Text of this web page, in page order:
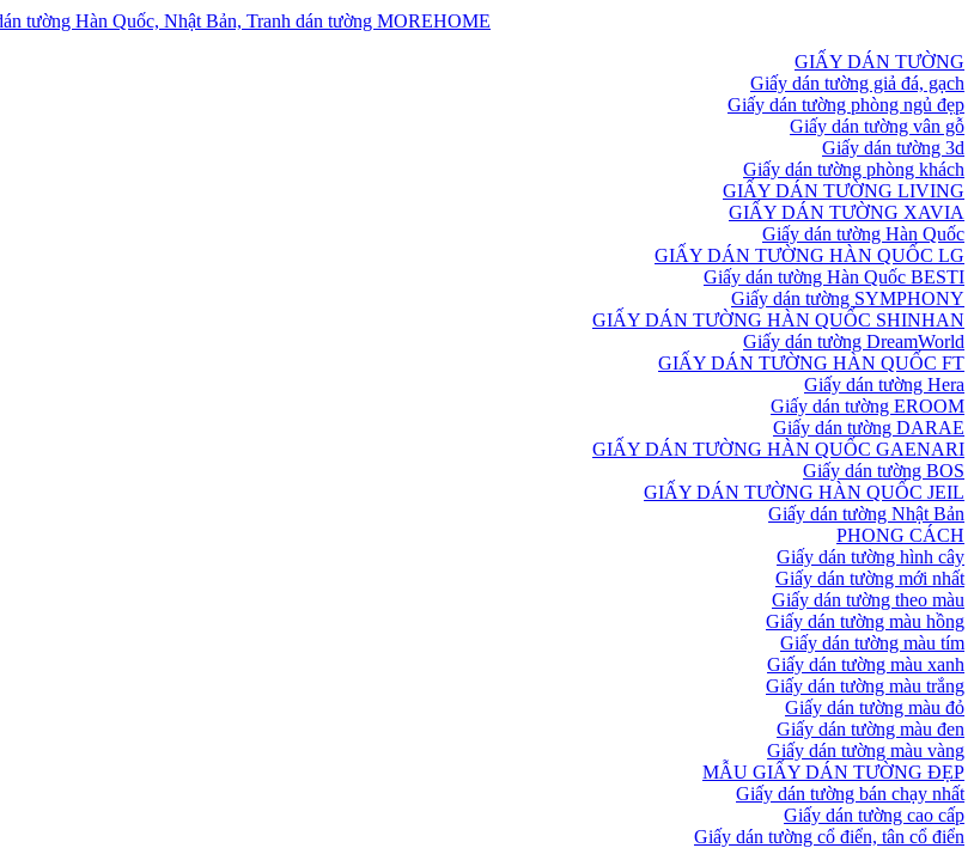
GIẤY DÁN TƯỜNG
Giấy dán tường giả đá, gạch
Giấy dán tường phòng ngủ đẹp
Giấy dán tường vân gỗ
Giấy dán tường 3d
Giấy dán tường phòng khách
GIẤY DÁN TƯỜNG LIVING
GIẤY DÁN TƯỜNG XAVIA
Giấy dán tường Hàn Quốc
GIẤY DÁN TƯỜNG HÀN QUỐC LG
Giấy dán tường Hàn Quốc BESTI
Giấy dán tường SYMPHONY
GIẤY DÁN TƯỜNG HÀN QUỐC SHINHAN
Giấy dán tường DreamWorld
GIẤY DÁN TƯỜNG HÀN QUỐC FT
Giấy dán tường Hera
Giấy dán tường EROOM
Giấy dán tường DARAE
GIẤY DÁN TƯỜNG HÀN QUỐC GAENARI
Giấy dán tường BOS
GIẤY DÁN TƯỜNG HÀN QUỐC JEIL
Giấy dán tường Nhật Bản
PHONG CÁCH
Giấy dán tường hình cây
Giấy dán tường mới nhất
Giấy dán tường theo màu
Giấy dán tường màu hồng
Giấy dán tường màu tím
Giấy dán tường màu xanh
Giấy dán tường màu trắng
Giấy dán tường màu đỏ
Giấy dán tường màu đen
Giấy dán tường màu vàng
MẪU GIẤY DÁN TƯỜNG ĐẸP
Giấy dán tường bán chạy nhất
Giấy dán tường cao cấp
Giấy dán tường cổ điển, tân cổ điển